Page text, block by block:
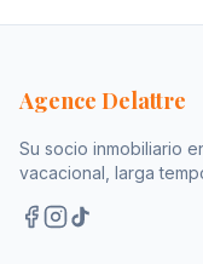
Agence Delattre
Su socio inmobiliario
vacacional, larga